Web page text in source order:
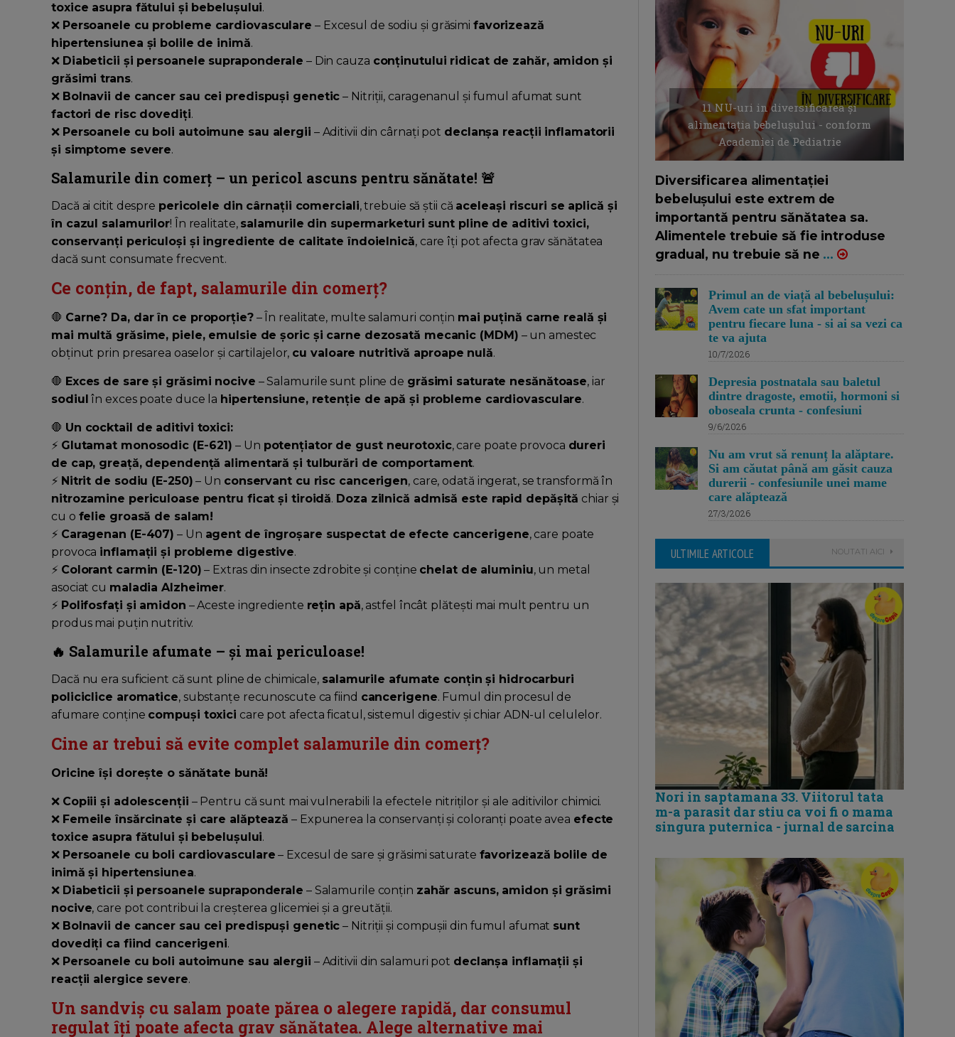
toxice asupra fătului și bebelușului.
❌ Persoanele cu probleme cardiovasculare – Excesul de sodiu și grăsimi favorizează
hipertensiunea și bolile de inimă.
❌ Diabeticii și persoanele supraponderale – Din cauza conținutului ridicat de zahăr, amidon și
grăsimi trans.
❌ Bolnavii de cancer sau cei predispuși genetic – Nitriții, caragenanul și fumul afumat sunt
factori de risc dovediți.
❌ Persoanele cu boli autoimune sau alergii – Aditivii din cârnați pot declanșa reacții inflamatorii
și simptome severe.
Salamurile din comerț – un pericol ascuns pentru sănătate! 🚨
Dacă ai citit despre pericolele din cârnații comerciali, trebuie să știi că aceleași riscuri se aplică și
în cazul salamurilor! În realitate, salamurile din supermarketuri sunt pline de aditivi toxici,
conservanți periculoși și ingrediente de calitate îndoielnică, care îți pot afecta grav sănătatea
dacă sunt consumate frecvent.
Ce conțin, de fapt, salamurile din comerț?
🛑 Carne? Da, dar în ce proporție?– În realitate, multe salamuri conțin mai puțină carne reală și
mai multă grăsime, piele, emulsie de șoric și carne dezosată mecanic (MDM) – un amestec
obținut prin presarea oaselor și cartilajelor, cu valoare nutritivă aproape nulă.
🛑 Exces de sare și grăsimi nocive – Salamurile sunt pline de grăsimi saturate nesănătoase, iar
sodiul în exces poate duce la hipertensiune, retenție de apă și probleme cardiovasculare.
🛑 Un cocktail de aditivi toxici:
⚡ Glutamat monosodic (E-621) – Un potențiator de gust neurotoxic, care poate provoca dureri
de cap, greață, dependență alimentară și tulburări de comportament.
⚡ Nitrit de sodiu (E-250) – Un conservant cu risc cancerigen, care, odată ingerat, se transformă în
nitrozamine periculoase pentru ficat și tiroidă. Doza zilnică admisă este rapid depășită chiar și
cu o felie groasă de salam!
⚡ Caragenan (E-407) – Un agent de îngroșare suspectat de efecte cancerigene, care poate
provoca inflamații și probleme digestive.
⚡ Colorant carmin (E-120) – Extras din insecte zdrobite și conține chelat de aluminiu, un metal
asociat cu maladia Alzheimer.
⚡ Polifosfați și amidon – Aceste ingrediente rețin apă, astfel încât plătești mai mult pentru un
produs mai puțin nutritiv.
🔥 Salamurile afumate – și mai periculoase!
Dacă nu era suficient că sunt pline de chimicale, salamurile afumate conțin și hidrocarburi
policiclice aromatice, substanțe recunoscute ca fiind cancerigene. Fumul din procesul de
afumare conține compuși toxici care pot afecta ficatul, sistemul digestiv și chiar ADN-ul celulelor.
Cine ar trebui să evite complet salamurile din comerț?
Oricine își dorește o sănătate bună!
❌ Copiii și adolescenții – Pentru că sunt mai vulnerabili la efectele nitriților și ale aditivilor chimici.
❌ Femeile însărcinate și care alăptează – Expunerea la conservanți și coloranți poate avea efecte
toxice asupra fătului și bebelușului.
❌ Persoanele cu boli cardiovasculare – Excesul de sare și grăsimi saturate favorizează bolile de
inimă și hipertensiunea.
❌ Diabeticii și persoanele supraponderale – Salamurile conțin zahăr ascuns, amidon și grăsimi
nocive, care pot contribui la creșterea glicemiei și a greutății.
❌ Bolnavii de cancer sau cei predispuși genetic – Nitriții și compușii din fumul afumat sunt
dovediți ca fiind cancerigeni.
❌ Persoanele cu boli autoimune sau alergii – Aditivii din salamuri pot declanșa inflamații și
reacții alergice severe.
Un sandviș cu salam poate părea o alegere rapidă, dar consumul
regulat îți poate afecta grav sănătatea. Alege alternative mai
11 NU-uri in diversificarea și
alimentația bebelușului - conform
Academiei de Pediatrie
Diversificarea alimentației
bebelușului este extrem de
importantă pentru sănătatea sa.
Alimentele trebuie să fie introduse
gradual, nu trebuie să ne ...
Primul an de viață al bebelușului:
Avem cate un sfat important
pentru fiecare luna - si ai sa vezi ca
te va ajuta
10/7/2026
Depresia postnatala sau baletul
dintre dragoste, emotii, hormoni si
oboseala crunta - confesiuni
9/6/2026
Nu am vrut să renunț la alăptare.
Si am căutat până am găsit cauza
durerii - confesiunile unei mame
care alăptează
27/3/2026
ULTIMILE ARTICOLE NOUTATI AICI
Nori in saptamana 33. Viitorul tata
m-a parasit dar stiu ca voi fi o mama
singura puternica - jurnal de sarcina